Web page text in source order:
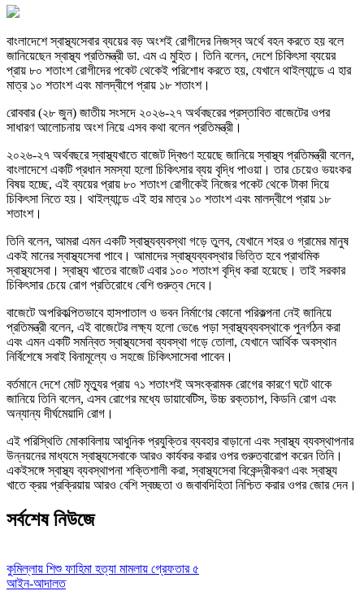
বাংলাদেশে স্বাস্থ্যসেবার ব্যয়ের বড় অংশই রোগীদের নিজস্ব অর্থে বহন করতে হয় বলে
জানিয়েছেন স্বাস্থ্য প্রতিমন্ত্রী ডা. এম এ মুহিত। তিনি বলেন, দেশে চিকিৎসা ব্যয়ের
প্রায় ৮০ শতাংশ রোগীদের পকেট থেকেই পরিশোধ করতে হয়, যেখানে থাইল্যান্ডে এ হার
মাত্র ১০ শতাংশ এবং মালদ্বীপে প্রায় ১৮ শতাংশ।
রোববার (২৮ জুন) জাতীয় সংসদে ২০২৬-২৭ অর্থবছরের প্রস্তাবিত বাজেটের ওপর
সাধারণ আলোচনায় অংশ নিয়ে এসব কথা বলেন প্রতিমন্ত্রী।
২০২৬-২৭ অর্থবছরে স্বাস্থ্যখাতে বাজেট দ্বিগুণ হয়েছে জানিয়ে স্বাস্থ্য প্রতিমন্ত্রী বলেন,
বাংলাদেশে একটি প্রধান সমস্যা হলো চিকিৎসার ব্যয় বৃদ্ধি পাওয়া। তার চেয়েও ভয়ংকর
বিষয় হচ্ছে, এই ব্যয়ের প্রায় ৮০ শতাংশ রোগীকেই নিজের পকেট থেকে টাকা দিয়ে
চিকিৎসা নিতে হয়। থাইল্যান্ডে এই হার মাত্র ১০ শতাংশ এবং মালদ্বীপে প্রায় ১৮
শতাংশ।
তিনি বলেন, আমরা এমন একটি স্বাস্থ্যব্যবস্থা গড়ে তুলব, যেখানে শহর ও গ্রামের মানুষ
একই মানের স্বাস্থ্যসেবা পাবে। আমাদের স্বাস্থ্যব্যবস্থার ভিত্তি হবে প্রাথমিক
স্বাস্থ্যসেবা। স্বাস্থ্য খাতের বাজেট এবার ১০০ শতাংশ বৃদ্ধি করা হয়েছে। তাই সরকার
চিকিৎসার চেয়ে রোগ প্রতিরোধে বেশি গুরুত্ব দেবে।
বাজেটে অপরিকল্পিতভাবে হাসপাতাল ও ভবন নির্মাণের কোনো পরিকল্পনা নেই জানিয়ে
প্রতিমন্ত্রী বলেন, এই বাজেটের লক্ষ্য হলো ভেঙে পড়া স্বাস্থ্যব্যবস্থাকে পুনর্গঠন করা
এবং এমন একটি সমন্বিত স্বাস্থ্যসেবা ব্যবস্থা গড়ে তোলা, যেখানে আর্থিক অবস্থান
নির্বিশেষে সবাই বিনামূল্যে ও সহজে চিকিৎসাসেবা পাবেন।
বর্তমানে দেশে মোট মৃত্যুর প্রায় ৭১ শতাংশই অসংক্রামক রোগের কারণে ঘটে থাকে
জানিয়ে তিনি বলেন, এসব রোগের মধ্যে ডায়াবেটিস, উচ্চ রক্তচাপ, কিডনি রোগ এবং
অন্যান্য দীর্ঘমেয়াদি রোগ।
এই পরিস্থিতি মোকাবিলায় আধুনিক প্রযুক্তির ব্যবহার বাড়ানো এবং স্বাস্থ্য ব্যবস্থাপনার
উন্নয়নের মাধ্যমে স্বাস্থ্যসেবাকে আরও কার্যকর করার ওপর গুরুত্বারোপ করেন তিনি।
একইসঙ্গে স্বাস্থ্য ব্যবস্থাপনা শক্তিশালী করা, স্বাস্থ্যসেবা বিকেন্দ্রীকরণ এবং স্বাস্থ্য
খাতে ক্রয় প্রক্রিয়ায় আরও বেশি স্বচ্ছতা ও জবাবদিহিতা নিশ্চিত করার ওপর জোর দেন।
সর্বশেষ নিউজে
কুমিল্লায় শিশু ফাহিমা হত্যা মামলায় গ্রেফতার ৫
আইন-আদালত